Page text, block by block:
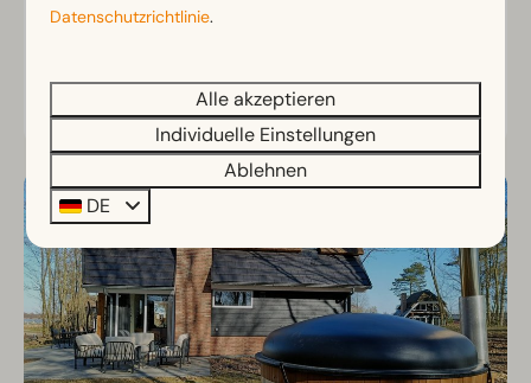
In der Nähe des Strandes und der
Ansehen
Datenschutzrichtlinie.
Alle akzeptieren
Individuelle Einstellungen
Ablehnen
DE